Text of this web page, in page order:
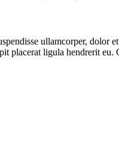
ullamcorper,
placerat ligula hendrerit